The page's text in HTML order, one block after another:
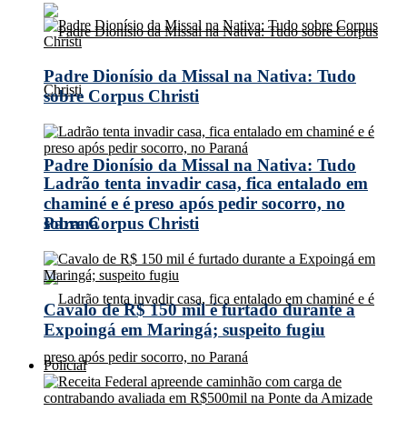
Padre Dionísio da Missal na Nativa: Tudo
sobre Corpus Christi
Padre Dionísio da Missal na Nativa: Tudo
sobre Corpus Christi
Ladrão tenta invadir casa, fica entalado em
chaminé e é preso após pedir socorro, no
Paraná
Cavalo de R$ 150 mil é furtado durante a
Expoingá em Maringá; suspeito fugiu
Policial